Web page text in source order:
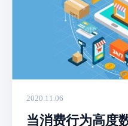
2020.11.06
当消费行为高度